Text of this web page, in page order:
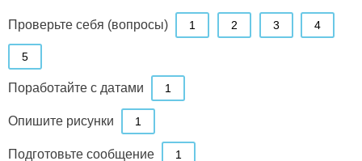
Проверьте себя (вопросы) 1 2 3 4
5
Поработайте с датами 1
Опишите рисунки 1
Подготовьте сообщение 1